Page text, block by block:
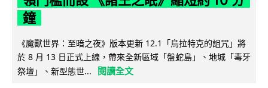
鐘
《魔獸世界：至暗之夜》版本更新 12.1「烏拉特克的詛咒」將
於 8 月 13 日正式上線，帶來全新區域「盤蛇島」、地城「毒牙
祭壇」、新型態世...
閱讀全文